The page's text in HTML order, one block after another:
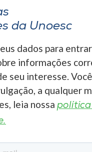
da Unoesc
dados para
informações
seu interesse.
a qualquer
leia nossa política